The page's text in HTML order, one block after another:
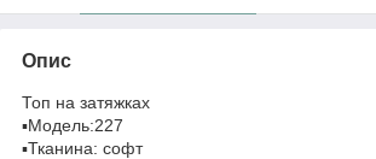
Опис
Топ на затяжках
▪️Модель:227
▪️Тканина: софт